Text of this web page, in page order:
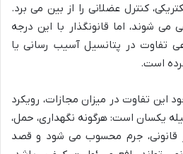
کنترل عضلانی را از بین می برد.
شوند، اما قانونگذار با این درجه
تفاوت در پتانسیل آسیب رسانی یا
است.
این تفاوت در میزان مجازات، رویکرد
یکسان است: هرگونه نگهداری، حمل،
قانونی، جرم محسوب می شود و قصد